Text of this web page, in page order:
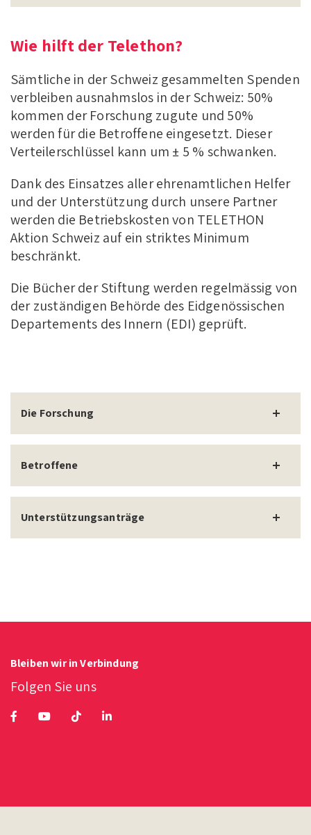
Wie hilft der Telethon?
Sämtliche in der Schweiz gesammelten Spenden
verbleiben ausnahmslos in der Schweiz: 50%
kommen der Forschung zugute und 50%
werden für die Betroffene eingesetzt. Dieser
Verteilerschlüssel kann um ± 5 % schwanken.
Dank des Einsatzes aller ehrenamtlichen Helfer
und der Unterstützung durch unsere Partner
werden die Betriebskosten von TELETHON
Aktion Schweiz auf ein striktes Minimum
beschränkt.
Die Bücher der Stiftung werden regelmässig von
der zuständigen Behörde des Eidgenössischen
Departements des Innern (EDI) geprüft.
Die Forschung
Betroffene
Unterstützungsanträge
Bleiben wir in Verbindung
Folgen Sie uns